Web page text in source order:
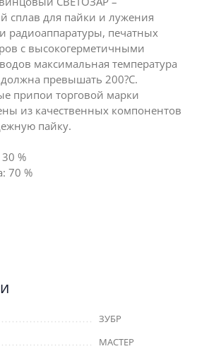
сплав для пайки и лужения
радиоаппаратуры, печатных
с высокогерметичными
максимальная температура
превышать 200?С.
припои торговой марки
из качественных компонентов
пайку.
%
70 %
ЗУБР
МАСТЕР